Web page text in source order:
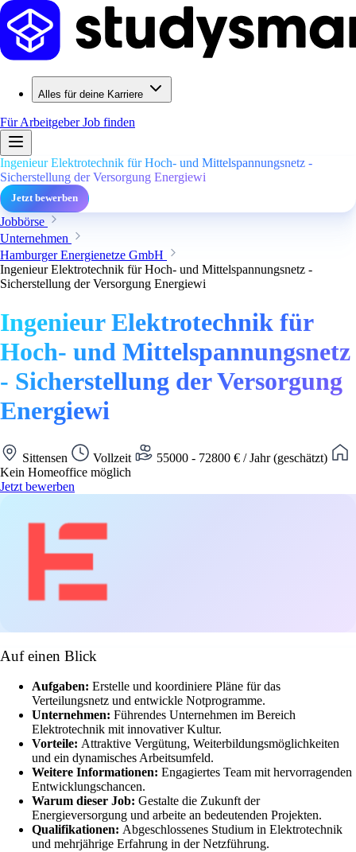
Alles für deine Karriere
Für ArbeitgeberJob finden
Ingenieur Elektrotechnik für Hoch- und Mittelspannungsnetz -
Sicherstellung der Versorgung Energiewi
Jetzt bewerben
Jobbörse
Unternehmen
Hamburger Energienetze GmbH
Ingenieur Elektrotechnik für Hoch- und Mittelspannungsnetz -
Sicherstellung der Versorgung Energiewi
Ingenieur Elektrotechnik für
Hoch- und Mittelspannungsnetz
- Sicherstellung der Versorgung
Energiewi
Sittensen Vollzeit
55000 - 72800 € / Jahr (geschätzt)
Kein Homeoffice möglich
Jetzt bewerben
Auf einen Blick
Aufgaben: Erstelle und koordiniere Pläne für das
Verteilungsnetz und entwickle Notprogramme.
Unternehmen: Führendes Unternehmen im Bereich
Elektrotechnik mit innovativer Kultur.
Vorteile: Attraktive Vergütung, Weiterbildungsmöglichkeiten
und ein dynamisches Arbeitsumfeld.
Weitere Informationen: Engagiertes Team mit hervorragenden
Entwicklungschancen.
Warum dieser Job: Gestalte die Zukunft der
Energieversorgung und arbeite an bedeutenden Projekten.
Qualifikationen: Abgeschlossenes Studium in Elektrotechnik
und mehrjährige Erfahrung in der Netzführung.